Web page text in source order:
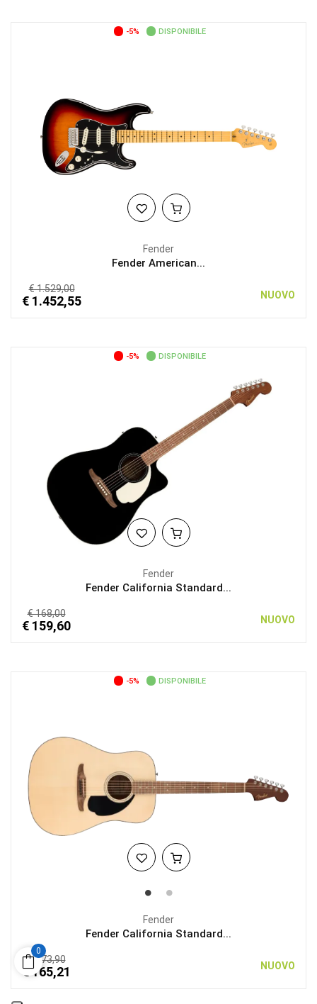
-5% DISPONIBILE
Fender
Fender American...
€ 1.529,00
€ 1.452,55 NUOVO
-5% DISPONIBILE
Fender
Fender California Standard...
€ 168,00
€ 159,60 NUOVO
-5% DISPONIBILE
Fender
Fender California Standard...
€ 173,90
€ 165,21 NUOVO
0